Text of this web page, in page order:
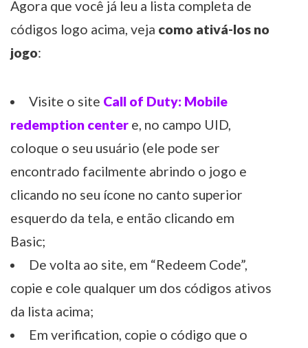
Agora que você já leu a lista completa de
códigos logo acima, veja como ativá-los no
jogo:
Visite o site Call of Duty: Mobile
redemption center e, no campo UID,
coloque o seu usuário (ele pode ser
encontrado facilmente abrindo o jogo e
clicando no seu ícone no canto superior
esquerdo da tela, e então clicando em
Basic;
De volta ao site, em “Redeem Code”,
copie e cole qualquer um dos códigos ativos
da lista acima;
Em verification, copie o código que o